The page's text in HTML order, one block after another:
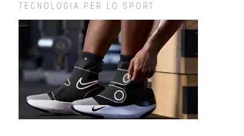
TECNOLOGIA PER LO SPORT